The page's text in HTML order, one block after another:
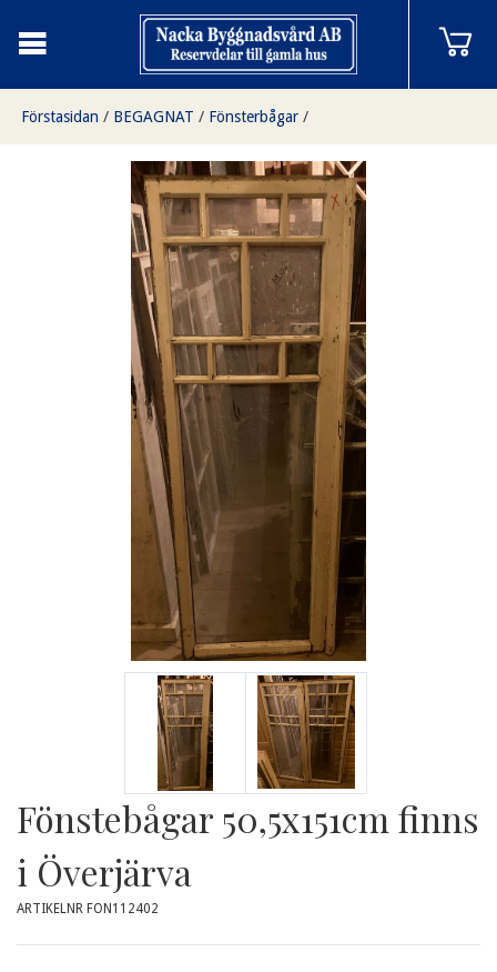
Förstasidan / BEGAGNAT / Fönsterbågar /
Fönstebågar 50,5x151cm finns i Överjärva
Fönstebågar 50,5x151cm finns
i Överjärva
ARTIKELNR FON112402